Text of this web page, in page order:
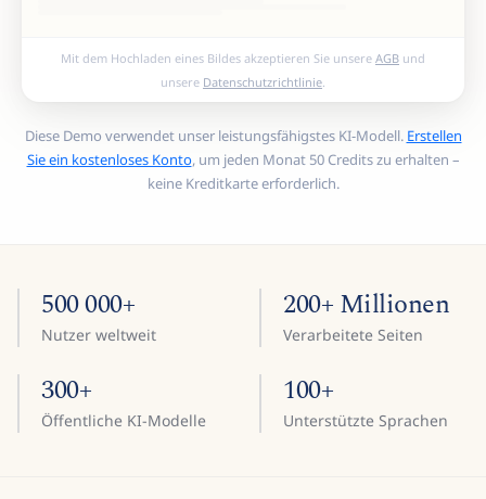
Mit dem Hochladen eines Bildes akzeptieren Sie unsere AGB und
unsere Datenschutzrichtlinie
Diese Demo verwendet unser leistungsfähigstes KI-Modell. Erstellen
Sie ein kostenloses Konto, um jeden Monat 50 Credits zu erhalten –
keine Kreditkarte erforderlich.
500 000+
Nutzer weltweit
200+ Millionen
Verarbeitete Seiten
300+
Öffentliche KI-Modelle
100+
Unterstützte Sprachen